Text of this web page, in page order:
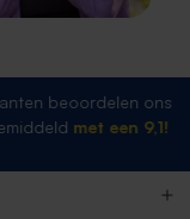
Gratis verzending
vanaf 20 euro*